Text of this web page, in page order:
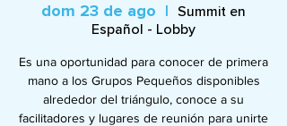
dom 23 de ago
  |
Summit en
Español - Lobby
Es una oportunidad para conocer de primera
mano a los Grupos Pequeños disponibles
alrededor del triángulo, conoce a su
facilitadores y lugares de reunión para unirte